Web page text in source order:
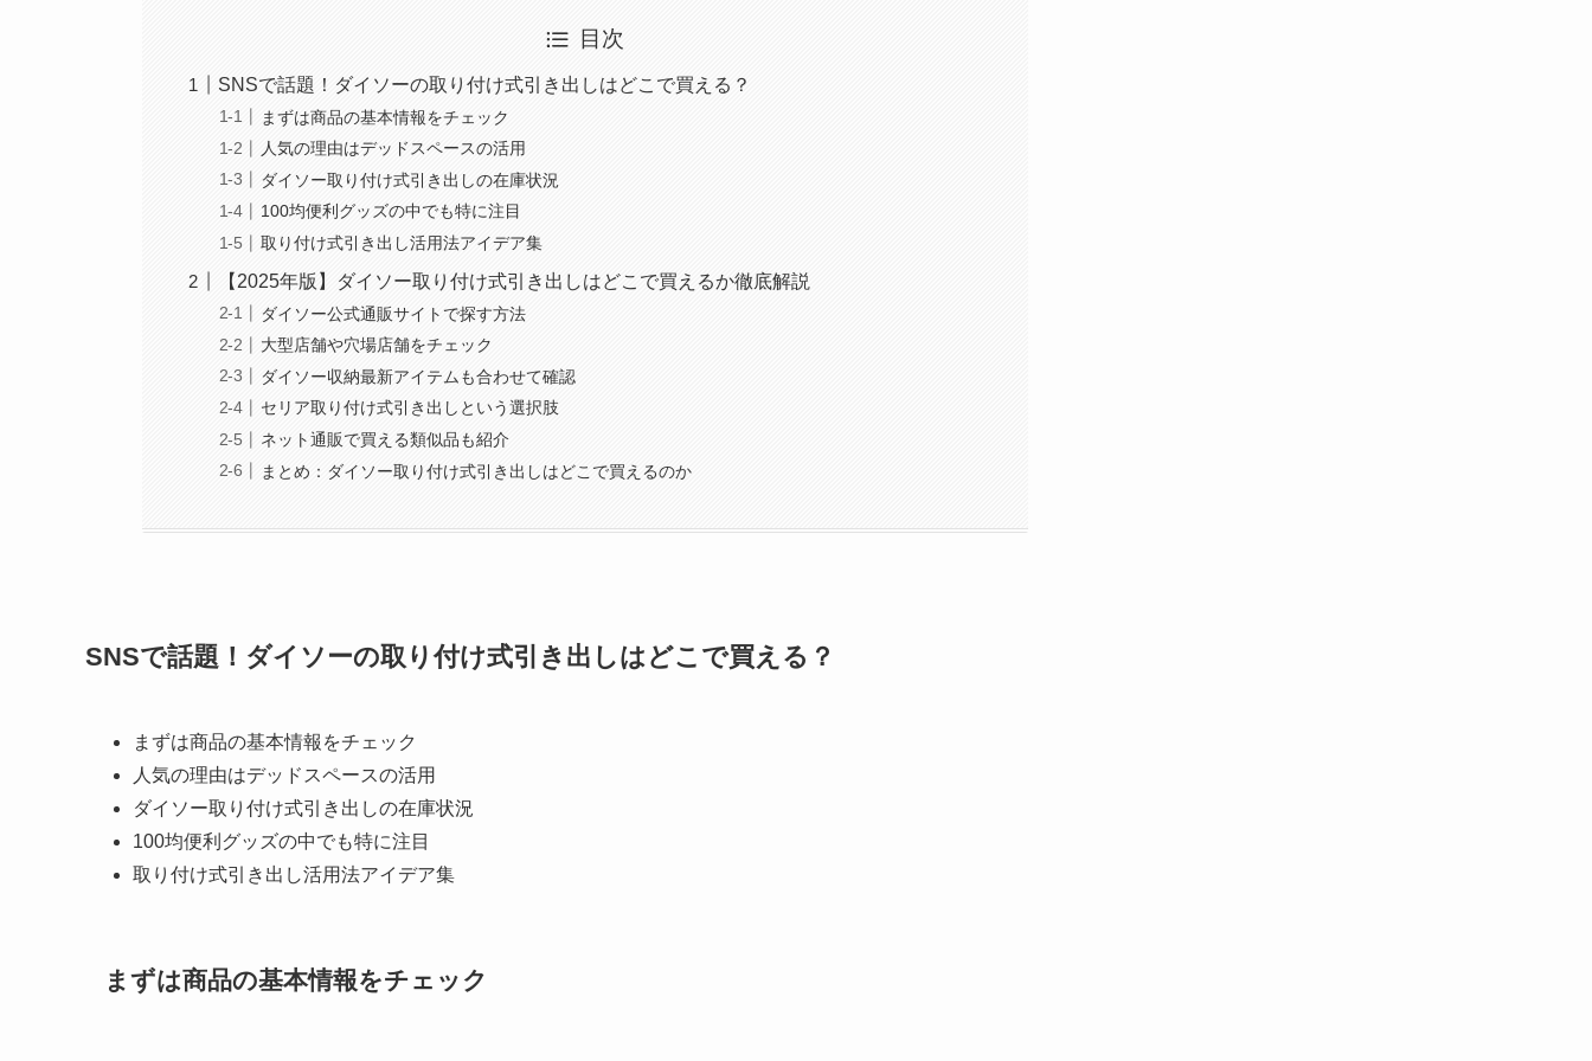
目次
SNSで話題！ダイソーの取り付け式引き出しはどこで買える？
まずは商品の基本情報をチェック
人気の理由はデッドスペースの活用
ダイソー取り付け式引き出しの在庫状況
100均便利グッズの中でも特に注目
取り付け式引き出し活用法アイデア集
【2025年版】ダイソー取り付け式引き出しはどこで買えるか徹底解説
ダイソー公式通販サイトで探す方法
大型店舗や穴場店舗をチェック
ダイソー収納最新アイテムも合わせて確認
セリア取り付け式引き出しという選択肢
ネット通販で買える類似品も紹介
まとめ：ダイソー取り付け式引き出しはどこで買えるのか
SNSで話題！ダイソーの取り付け式引き出しはどこで買える？
まずは商品の基本情報をチェック
人気の理由はデッドスペースの活用
ダイソー取り付け式引き出しの在庫状況
100均便利グッズの中でも特に注目
取り付け式引き出し活用法アイデア集
まずは商品の基本情報をチェック